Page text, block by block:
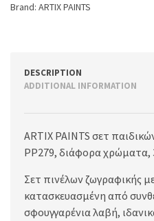
Brand: ARTIX PAINTS
DESCRIPTION
ADDITIONAL INFORMATION
ARTIX PAINTS σετ
PP279, διάφορα χρώματα,
Σετ πινέλων ζωγραφικής
κατασκευασμένη από
σφουγγαρένια λαβή,